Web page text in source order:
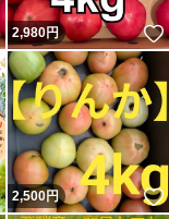
いいね！
2,980円
いいね！
2,500円